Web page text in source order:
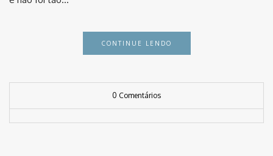
CONTINUE LENDO
0 Comentários